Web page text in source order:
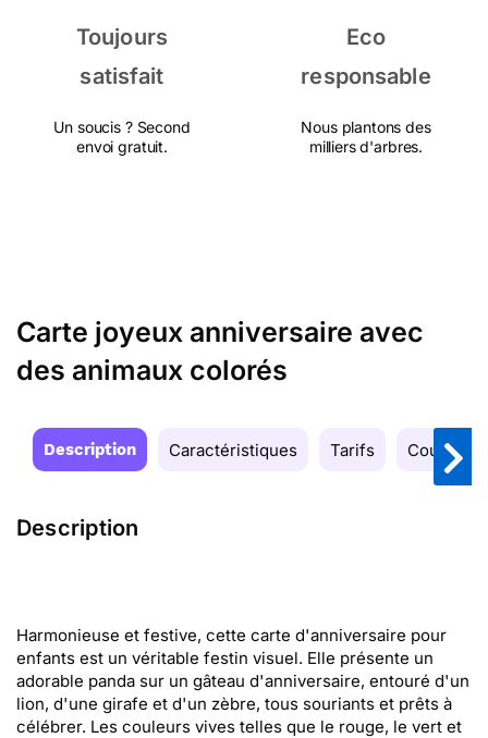
Toujours
satisfait
Un soucis ? Second
envoi gratuit.
Eco
responsable
Nous plantons des
milliers d'arbres.
Carte joyeux anniversaire avec
des animaux colorés
Description Caractéristiques Tarifs Couleurs
Description
Harmonieuse et festive, cette carte d'anniversaire pour
enfants est un véritable festin visuel. Elle présente un
adorable panda sur un gâteau d'anniversaire, entouré d'un
lion, d'une girafe et d'un zèbre, tous souriants et prêts à
célébrer. Les couleurs vives telles que le rouge, le vert et